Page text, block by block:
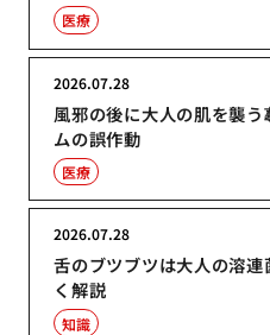
医療
風邪の後に大人の肌を襲
ムの誤作動
2026.07.28
医療
舌のブツブツは大人の溶
く解説
2026.07.28
知識